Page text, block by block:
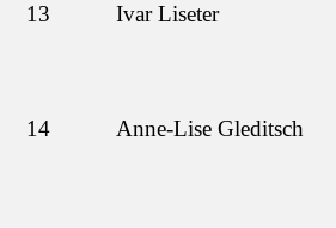
13 Ivar Liseter
14 Anne-Lise Gleditsch